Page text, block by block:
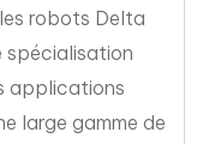
robots Delta
spécialisation
applications
large gamme de